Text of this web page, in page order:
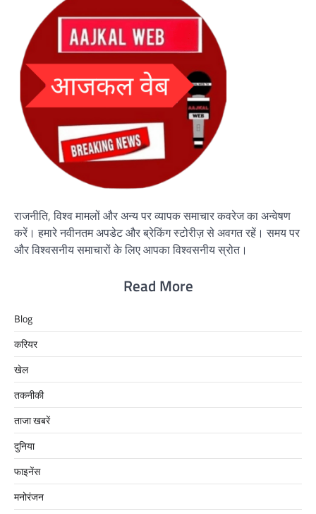
राजनीति, विश्व मामलों और अन्य पर व्यापक समाचार कवरेज का अन्वेषण
करें। हमारे नवीनतम अपडेट और ब्रेकिंग स्टोरीज़ से अवगत रहें। समय पर
और विश्वसनीय समाचारों के लिए आपका विश्वसनीय स्रोत।
Read More
Blog
करियर
खेल
तकनीकी
ताजा खबरें
दुनिया
फाइनेंस
मनोरंजन